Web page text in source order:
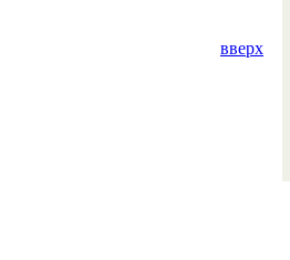
вверх